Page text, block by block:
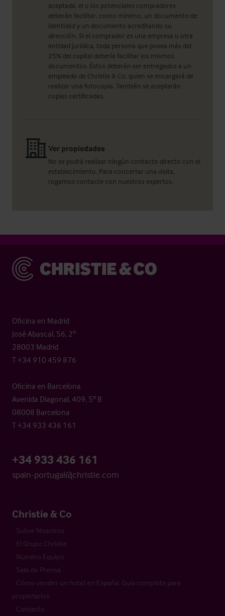
aceptada, el o los potenciales compradores
deberán facilitar, como mínimo, un documento de
identidad y un documento acreditando su
dirección. Si el comprador es una empresa u otra
entidad jurídica, toda persona que posea más del
25% del capital debería facilitar los mismos
documentos. Éstos deberán ser entregados a un
empleado de Christie & Co, quien se encargará de
realizar una fotocopia. También se aceptarán
copias certificadas.
Ver propiedades
No se podrá realizar ningún contacto directo con el
establecimiento. Para concertar una visita,
rogamos contacte con nuestros expertos.
Christie & Co
Oficina en Madrid
José Abascal, 56, 2º
28003 Madrid
T +34 910 459 876
Oficina en Barcelona
Avenida Diagonal, 409, 5º B
08008 Barcelona
T +34 933 436 161
+34 933 436 161
spain-portugal@christie.com
Christie & Co
Sobre Nosotros
El Grupo Christie
Nuestro Equipo
Sala de Prensa
Cómo vender un hotel en España: Guía completa para
propietarios
Contacto